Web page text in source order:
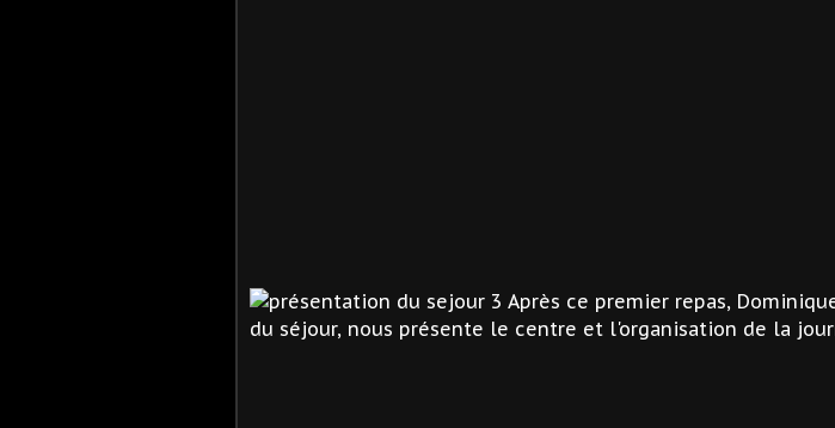
Après ce premier repas,
du séjour, nous présente le centre et l'organisation de la